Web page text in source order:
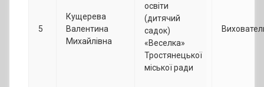
5
Кущерева
Валентина
Михайлівна
освіти
(дитячий
садок)
«Веселка»
Тростянецької
міської ради